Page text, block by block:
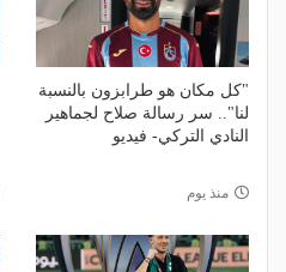
"كل مكان هو طرابزون بالنسبة
لنا".. سر رسالة صلاح لجماهير
النادي التركي- فيديو
منذ يوم